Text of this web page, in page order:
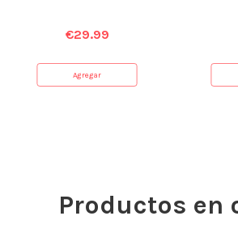
€29.99
Agregar
Productos en